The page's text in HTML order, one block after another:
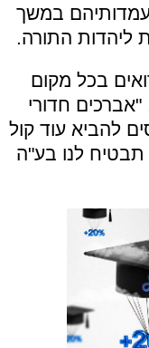
במשך
ליהדות התורה.
בכל מקום
חדורי
להביא עוד קול
תבטיח לנו בע"ה